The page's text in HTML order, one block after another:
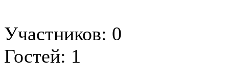
Участников: 0
Гостей: 1